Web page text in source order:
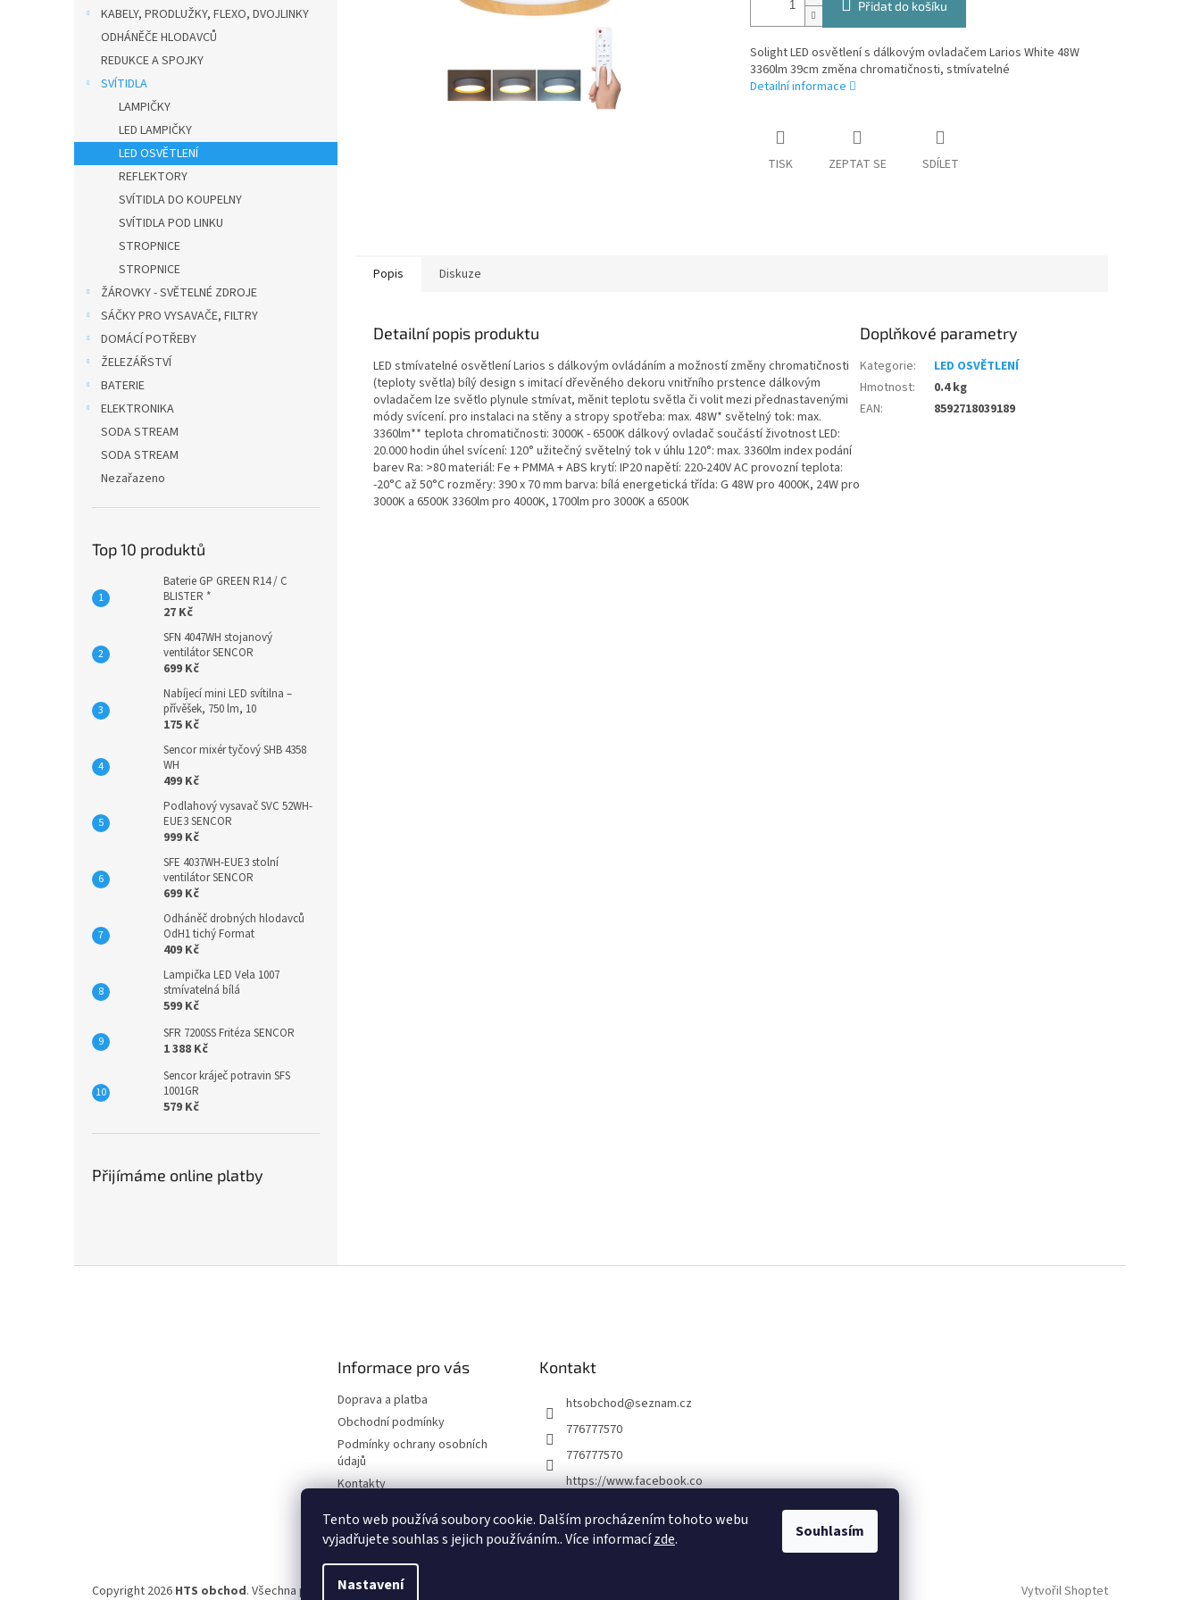
Tento web používá soubory cookie. Dalším procházením tohoto webu
vyjadřujete souhlas s jejich používáním.. Více informacízde.
Nastavení
Souhlasím
KABELY, PRODLUŽKY, FLEXO, DVOJLINKY
ODHÁNĚČE HLODAVCŮ
REDUKCE A SPOJKY
SVÍTIDLA
LAMPIČKY
LED LAMPIČKY
LED OSVĚTLENÍ
REFLEKTORY
SVÍTIDLA DO KOUPELNY
SVÍTIDLA POD LINKU
STROPNICE
STROPNICE
ŽÁROVKY - SVĚTELNÉ ZDROJE
SÁČKY PRO VYSAVAČE, FILTRY
DOMÁCÍ POTŘEBY
ŽELEZÁŘSTVÍ
BATERIE
ELEKTRONIKA
SODA STREAM
SODA STREAM
Nezařazeno
Top 10 produktů
Baterie GP GREEN R14 / C
BLISTER *
27 Kč
SFN 4047WH stojanový
ventilátor SENCOR
699 Kč
Nabíjecí mini LED svítilna –
přívěšek, 750 lm, 10
175 Kč
Sencor mixér tyčový SHB 4358
WH
499 Kč
Podlahový vysavač SVC 52WH-
EUE3 SENCOR
999 Kč
SFE 4037WH-EUE3 stolní
ventilátor SENCOR
699 Kč
Odháněč drobných hlodavců
OdH1 tichý Format
409 Kč
Lampička LED Vela 1007
stmívatelná bílá
599 Kč
SFR 7200SS Fritéza SENCOR
1 388 Kč
Sencor kráječ potravin SFS
1001GR
579 Kč
Přijímáme online platby
Přidat do košíku
Solight LED osvětlení s dálkovým ovladačem Larios White 48W
3360lm 39cm změna chromatičnosti, stmívatelné
Detailní informace
TISK ZEPTAT SE SDÍLET
Popis Diskuze
Detailní popis produktu
LED stmívatelné osvětlení Larios s dálkovým ovládáním a možností změny chromatičnosti
(teploty světla) bílý design s imitací dřevěného dekoru vnitřního prstence dálkovým
ovladačem lze světlo plynule stmívat, měnit teplotu světla či volit mezi přednastavenými
módy svícení. pro instalaci na stěny a stropy spotřeba: max. 48W* světelný tok: max.
3360lm** teplota chromatičnosti: 3000K - 6500K dálkový ovladač součástí životnost LED:
20.000 hodin úhel svícení: 120° užitečný světelný tok v úhlu 120°: max. 3360lm index podání
barev Ra: >80 materiál: Fe + PMMA + ABS krytí: IP20 napětí: 220-240V AC provozní teplota:
-20°C až 50°C rozměry: 390 x 70 mm barva: bílá energetická třída: G 48W pro 4000K, 24W pro
3000K a 6500K 3360lm pro 4000K, 1700lm pro 3000K a 6500K
Doplňkové parametry
Kategorie:
LED OSVĚTLENÍ
Hmotnost:
0.4 kg
EAN: 8592718039189
Informace pro vás
Doprava a platba
Obchodní podmínky
Podmínky ochrany osobních
údajů
Kontakty
Kontakt
htsobchod@seznam.cz
776777570
776777570
https://www.facebook.co
ck%C3%A1-22921462467
7338
Vytvořil Shoptet
Copyright 2026 HTS obchod. Všechna práva vyhrazena.